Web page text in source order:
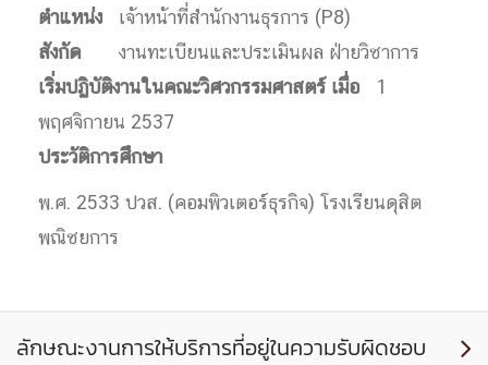
ตำแหน่ง เจ้าหน้าที่สำนักงานธุรการ (P8)
สังกัด
งานทะเบียนและประเมินผล ฝ่ายวิชาการ
เริ่มปฏิบัติงานในคณะวิศวกรรมศาสตร์ เมื่อ 1
พฤศจิกายน 2537
ประวัติการศึกษา
พ.ศ. 2533 ปวส. (คอมพิวเตอร์ธุรกิจ) โรงเรียนดุสิต
พณิชยการ
ลักษณะงานการให้บริการที่อยู่ในความรับผิดชอบ 